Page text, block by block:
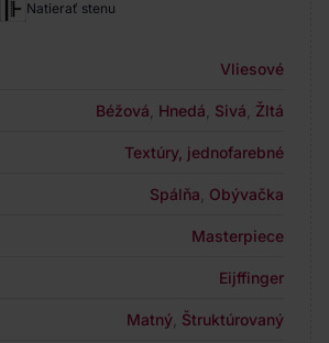
Natierať stenu
Vliesové
Béžová Hnedá Sivá Žltá
Textúry, jednofarebné
Spálňa Obývačka
Masterpiece
Eijffinger
Matný Štruktúrovaný